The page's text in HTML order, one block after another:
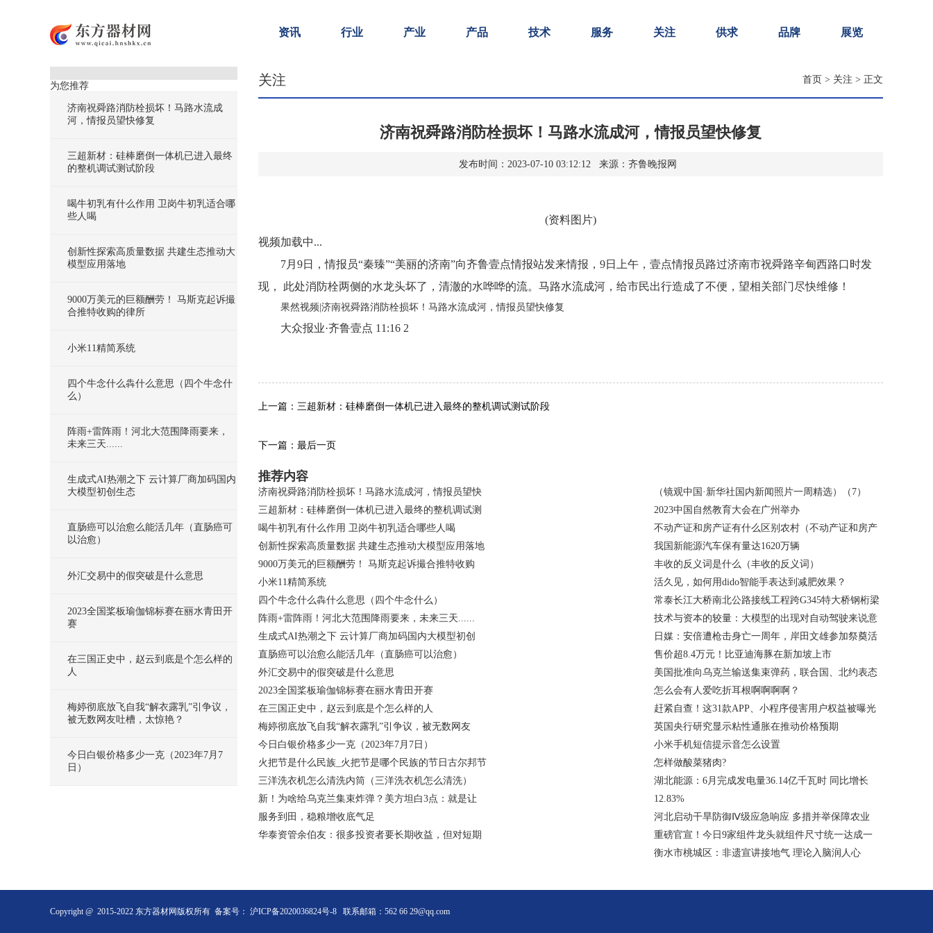
资讯 行业 产业 产品 技术 服务 关注 供求 品牌 展览
为您推荐
济南祝舜路消防栓损坏！马路水流成
河，情报员望快修复
三超新材：硅棒磨倒一体机已进入最终
的整机调试测试阶段
喝牛初乳有什么作用 卫岗牛初乳适合哪
些人喝
创新性探索高质量数据 共建生态推动大
模型应用落地
9000万美元的巨额酬劳！ 马斯克起诉撮
合推特收购的律所
小米11精简系统
四个牛念什么犇什么意思（四个牛念什
么）
阵雨+雷阵雨！河北大范围降雨要来，
未来三天......
生成式AI热潮之下 云计算厂商加码国内
大模型初创生态
直肠癌可以治愈么能活几年（直肠癌可
以治愈）
外汇交易中的假突破是什么意思
2023全国桨板瑜伽锦标赛在丽水青田开
赛
在三国正史中，赵云到底是个怎么样的
人
梅婷彻底放飞自我“解衣露乳”引争议，
被无数网友吐槽，太惊艳？
今日白银价格多少一克（2023年7月7
日）
关注 首页 > 关注 > 正文
济南祝舜路消防栓损坏！马路水流成河，情报员望快修复
发布时间：2023-07-10 03:12:12 来源：齐鲁晚报网
(资料图片)
视频加载中...
7月9日，情报员“秦臻”“美丽的济南”向齐鲁壹点情报站发来情报，9日上午，壹点情报员路过济南市祝舜路辛甸西路口时发
现， 此处消防栓两侧的水龙头坏了，清澈的水哗哗的流。马路水流成河，给市民出行造成了不便，望相关部门尽快维修！
果然视频|济南祝舜路消防栓损坏！马路水流成河，情报员望快修复
大众报业·齐鲁壹点 11:16 2
上一篇：三超新材：硅棒磨倒一体机已进入最终的整机调试测试阶段
下一篇：最后一页
推荐内容
济南祝舜路消防栓损坏！马路水流成河，情报员望快
三超新材：硅棒磨倒一体机已进入最终的整机调试测
喝牛初乳有什么作用 卫岗牛初乳适合哪些人喝
创新性探索高质量数据 共建生态推动大模型应用落地
9000万美元的巨额酬劳！ 马斯克起诉撮合推特收购
小米11精简系统
四个牛念什么犇什么意思（四个牛念什么）
阵雨+雷阵雨！河北大范围降雨要来，未来三天......
生成式AI热潮之下 云计算厂商加码国内大模型初创
直肠癌可以治愈么能活几年（直肠癌可以治愈）
外汇交易中的假突破是什么意思
2023全国桨板瑜伽锦标赛在丽水青田开赛
在三国正史中，赵云到底是个怎么样的人
梅婷彻底放飞自我“解衣露乳”引争议，被无数网友
今日白银价格多少一克（2023年7月7日）
火把节是什么民族_火把节是哪个民族的节日古尔邦节
三洋洗衣机怎么清洗内筒（三洋洗衣机怎么清洗）
新！为啥给乌克兰集束炸弹？美方坦白3点：就是让
服务到田，稳粮增收底气足
华泰资管余伯友：很多投资者要长期收益，但对短期
（镜观中国·新华社国内新闻照片一周精选）（7）
2023中国自然教育大会在广州举办
不动产证和房产证有什么区别农村（不动产证和房产
我国新能源汽车保有量达1620万辆
丰收的反义词是什么（丰收的反义词）
活久见，如何用dido智能手表达到减肥效果？
常泰长江大桥南北公路接线工程跨G345特大桥钢桁梁
技术与资本的较量：大模型的出现对自动驾驶来说意
日媒：安倍遭枪击身亡一周年，岸田文雄参加祭奠活
售价超8.4万元！比亚迪海豚在新加坡上市
美国批准向乌克兰输送集束弹药，联合国、北约表态
怎么会有人爱吃折耳根啊啊啊啊？
赶紧自查！这31款APP、小程序侵害用户权益被曝光
英国央行研究显示粘性通胀在推动价格预期
小米手机短信提示音怎么设置
怎样做酸菜猪肉?
湖北能源：6月完成发电量36.14亿千瓦时 同比增长
12.83%
河北启动干旱防御Ⅳ级应急响应 多措并举保障农业
重磅官宣！今日9家组件龙头就组件尺寸统一达成一
衡水市桃城区：非遗宣讲接地气 理论入脑润人心
Copyright @ 2015-2022 东方器材网版权所有 备案号： 沪ICP备2020036824号-8 联系邮箱：562 66 29@qq.com